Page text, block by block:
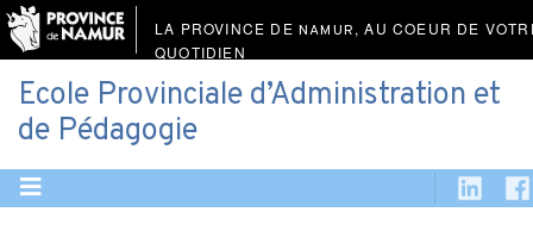
LA PROVINCE DE NAMUR, AU COEUR DE
QUOTIDIEN
Ecole Provinciale d’Administration et
de Pédagogie